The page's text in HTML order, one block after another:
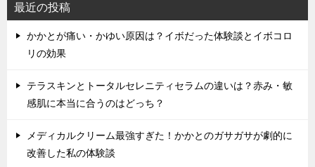
最近の投稿
かかとが痛い・かゆい原因は？イボだった体験談とイボコロ
リの効果
テラスキンとトータルセレニティセラムの違いは？赤み・敏
感肌に本当に合うのはどっち？
メディカルクリーム最強すぎた！かかとのガサガサが劇的に
改善した私の体験談